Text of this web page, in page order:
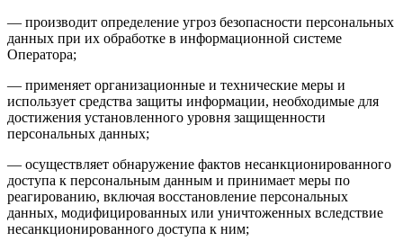
— производит определение угроз безопасности персональных
данных при их обработке в информационной системе
Оператора;
— применяет организационные и технические меры и
использует средства защиты информации, необходимые для
достижения установленного уровня защищенности
персональных данных;
— осуществляет обнаружение фактов несанкционированного
доступа к персональным данным и принимает меры по
реагированию, включая восстановление персональных
данных, модифицированных или уничтоженных вследствие
несанкционированного доступа к ним;